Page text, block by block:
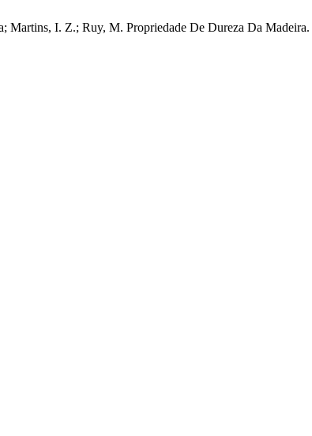
Martins, I. Z.; Ruy, M. Propriedade De Dureza Da Madeira.